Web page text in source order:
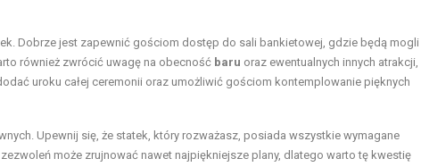
Dobrze jest zapewnić gościom dostęp do sali bankietowej, gdzie będą mogli
również zwrócić uwagę na obecność baru oraz ewentualnych innych atrakcji,
uroku całej ceremonii oraz umożliwić gościom kontemplowanie pięknych
Upewnij się, że statek, który rozważasz, posiada wszystkie wymagane
może zrujnować nawet najpiękniejsze plany, dlatego warto tę kwestię